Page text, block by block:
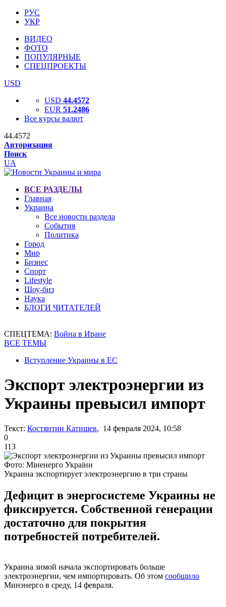
РУС
УКР
ВИДЕО
ФОТО
ПОПУЛЯРНЫЕ
СПЕЦПРОЕКТЫ
USD
USD 44.4572
EUR 51.2486
Все курсы валют
44.4572
Авторизация
Поиск
UA
ВСЕ РАЗДЕЛЫ
Главная
Украина
Все новости раздела
События
Политика
Город
Мир
Бизнес
Спорт
Lifestyle
Шоу-биз
Наука
БЛОГИ ЧИТАТЕЛЕЙ
СПЕЦТЕМА: Война в Иране
ВСЕ ТЕМЫ
Вступление Украины в ЕС
Экспорт электроэнергии из
Украины превысил импорт
Текст: Костянтин Катишев, 14 февраля 2024, 10:58
0
113
Фото: Міненерго України
Украина экспортирует электроэнергию в три страны
Дефицит в энергосистеме Украины не
фиксируется. Собственной генерации
достаточно для покрытия
потребностей потребителей.
Украина зимой начала экспортировать больше
электроэнергии, чем импортировать. Об этом сообщило
Минэнерго в среду, 14 февраля.